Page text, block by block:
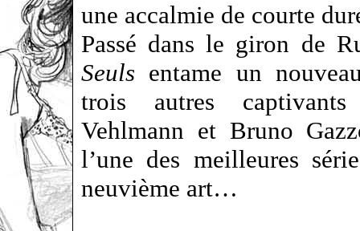
une accalmie de courte
Passé dans le giron de
Seuls entame un
trois autres
Vehlmann et Bruno
l’une des meilleures
neuvième art…